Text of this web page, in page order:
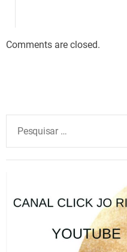
Comments are closed.
s